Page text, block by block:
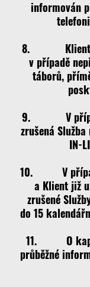
informován
8. Klient
v případě
táborů,
9. V případě
zrušená
IN-
10. V
a Klient již
zrušené
do 15
11. O
průběžné